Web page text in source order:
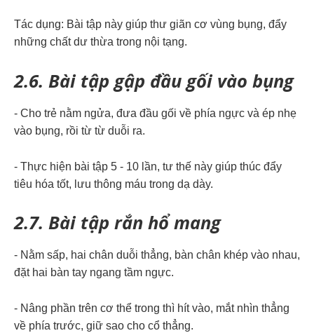
Tác dụng: Bài tập này giúp thư giãn cơ vùng bụng, đẩy
những chất dư thừa trong nội tạng.
2.6. Bài tập gập đầu gối vào bụng
- Cho trẻ nằm ngửa, đưa đầu gối về phía ngực và ép nhẹ
vào bụng, rồi từ từ duỗi ra.
- Thực hiện bài tập 5 - 10 lần, tư thế này giúp thúc đẩy
tiêu hóa tốt, lưu thông máu trong dạ dày.
2.7. Bài tập rắn hổ mang
- Nằm sấp, hai chân duỗi thẳng, bàn chân khép vào nhau,
đặt hai bàn tay ngang tầm ngực.
- Nâng phần trên cơ thể trong thì hít vào, mắt nhìn thẳng
về phía trước, giữ sao cho cổ thẳng.